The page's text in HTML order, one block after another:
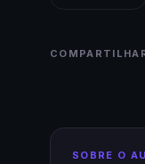
SOBRE O